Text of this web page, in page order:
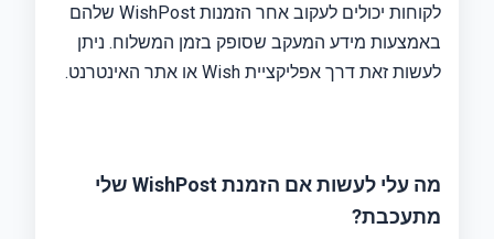
לקוחות יכולים לעקוב אחר הזמנות WishPost שלהם
באמצעות מידע המעקב שסופק בזמן המשלוח. ניתן
לעשות זאת דרך אפליקציית Wish או אתר האינטרנט.
מה עלי לעשות אם הזמנת WishPost שלי
מתעכבת?